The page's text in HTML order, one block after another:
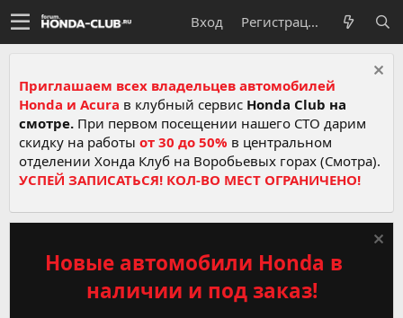
Вход Регистрация
Приглашаем всех владельцев автомобилей
Honda и Acura в клубный сервис Honda Club на
смотре. При первом посещении нашего СТО дарим
скидку на работы от 30 до 50% в центральном
отделении Хонда Клуб на Воробьевых горах (Смотра).
УСПЕЙ ЗАПИСАТЬСЯ! КОЛ-ВО МЕСТ ОГРАНИЧЕНО!
Новые автомобили Honda в
наличии и под заказ!